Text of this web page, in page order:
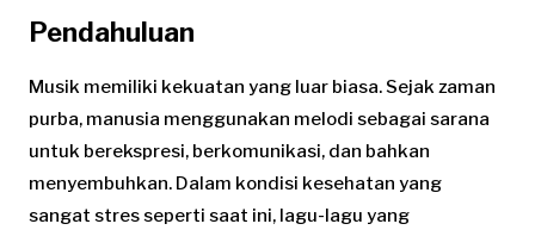
Pendahuluan
Musik memiliki kekuatan yang luar biasa. Sejak zaman
purba, manusia menggunakan melodi sebagai sarana
untuk berekspresi, berkomunikasi, dan bahkan
menyembuhkan. Dalam kondisi kesehatan yang
sangat stres seperti saat ini, lagu-lagu yang